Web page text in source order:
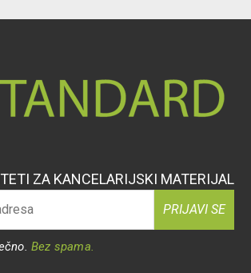
ZA KANCELARIJSKI MATERIJAL
PRIJAVI SE
Bez spama.